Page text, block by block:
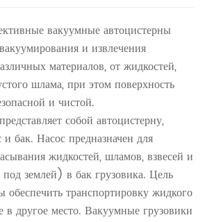
вакуумные автоцистерны
и извлечения
материалов, от жидкостей,
шлама, при этом поверхность
и чистой.
собой автоцистерну,
и бак. Насос предназначен для
жидкостей, шламов, взвесей и
землей) в бак грузовика. Цель
обеспечить транспортировку жидкого
в другое место. Вакуумные грузовики